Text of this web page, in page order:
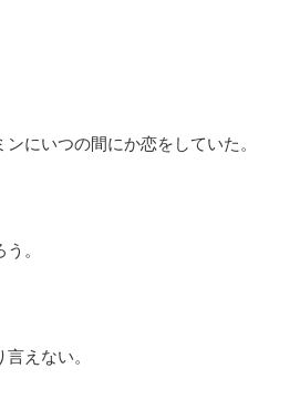
にいつの間にか恋をしていた。
。
えない。